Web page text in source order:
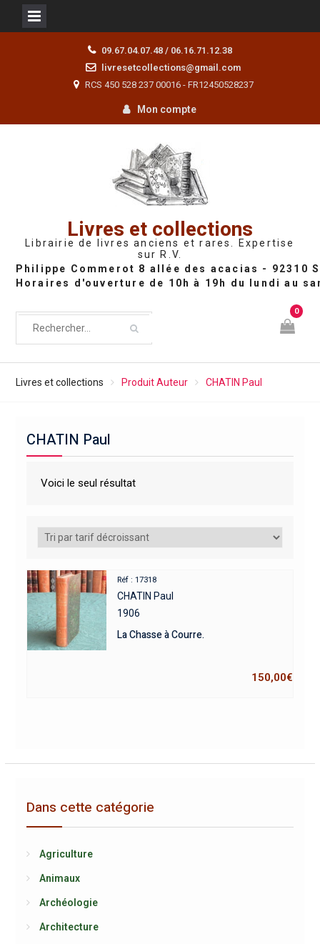
09.67.04.07.48 / 06.16.71.12.38
livresetcollections@gmail.com
RCS 450 528 237 00016 - FR12450528237
Mon compte
Livres et collections
Librairie de livres anciens et rares. Expertise
sur R.V.
0
Livres et collections Produit Auteur CHATIN Paul
CHATIN Paul
Voici le seul résultat
Réf : 17318
CHATIN Paul
1906
La Chasse à Courre.
150,00€
Dans cette catégorie
Agriculture
Animaux
Archéologie
Architecture